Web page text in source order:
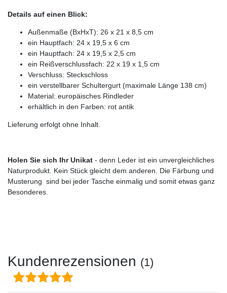
Details auf einen Blick:
Außenmaße (BxHxT): 26 x 21 x 8,5 cm
ein Hauptfach: 24 x 19,5 x 6 cm
ein Hauptfach: 24 x 19,5 x 2,5 cm
ein Reißverschlussfach: 22 x 19 x 1,5 cm
Verschluss: Steckschloss
ein verstellbarer Schultergurt (maximale Länge 138 cm)
Material: europäisches Rindleder
erhältlich in den Farben: rot antik
Lieferung erfolgt ohne Inhalt.
Holen Sie sich Ihr Unikat - denn Leder ist ein unvergleichliches
Naturprodukt. Kein Stück gleicht dem anderen. Die Färbung und
Musterung sind bei jeder Tasche einmalig und somit etwas ganz
Besonderes.
Kundenrezensionen (1)